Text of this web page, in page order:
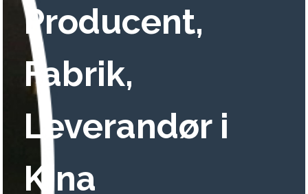
Producent,
Fabrik,
Leverandør i
Kina